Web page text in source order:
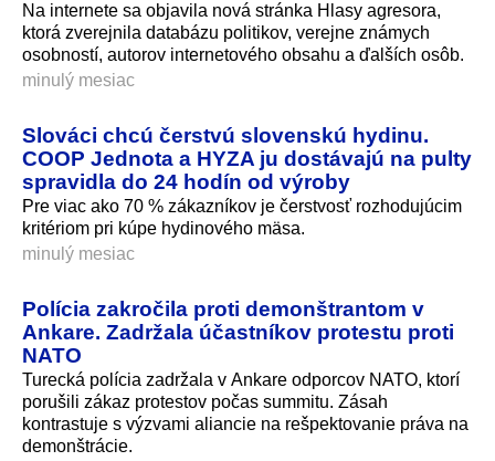
Na internete sa objavila nová stránka Hlasy agresora,
ktorá zverejnila databázu politikov, verejne známych
osobností, autorov internetového obsahu a ďalších osôb.
minulý mesiac
Slováci chcú čerstvú slovenskú hydinu.
COOP Jednota a HYZA ju dostávajú na pulty
spravidla do 24 hodín od výroby
Pre viac ako 70 % zákazníkov je čerstvosť rozhodujúcim
kritériom pri kúpe hydinového mäsa.
minulý mesiac
Polícia zakročila proti demonštrantom v
Ankare. Zadržala účastníkov protestu proti
NATO
Turecká polícia zadržala v Ankare odporcov NATO, ktorí
porušili zákaz protestov počas summitu. Zásah
kontrastuje s výzvami aliancie na rešpektovanie práva na
demonštrácie.